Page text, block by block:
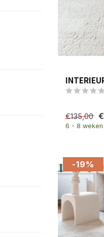
€135,00
6 - 8 weken
-19%